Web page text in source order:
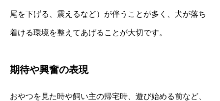
尾を下げる、震えるなど）が伴うことが多く、犬が落ち
着ける環境を整えてあげることが大切です。
期待や興奮の表現
おやつを見た時や飼い主の帰宅時、遊び始める前など、